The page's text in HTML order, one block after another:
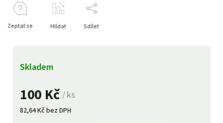
100 Kč / ks
82,64 Kč bez DPH
Skladem
Zeptat se Hlídat Sdílet